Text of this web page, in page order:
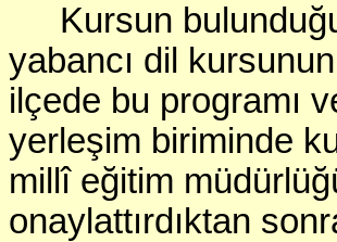
Kursun
yabancı dil
ilçede bu programı
yerleşim biriminde
millî eğitim
onaylattırdıktan